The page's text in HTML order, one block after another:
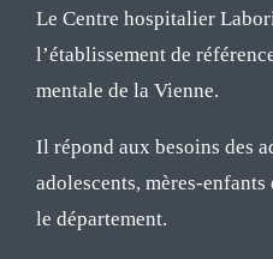
Le Centre hospitalier
l’établissement de
mentale de la Vienne.
Il répond aux besoins des
adolescents, mères-
le département.